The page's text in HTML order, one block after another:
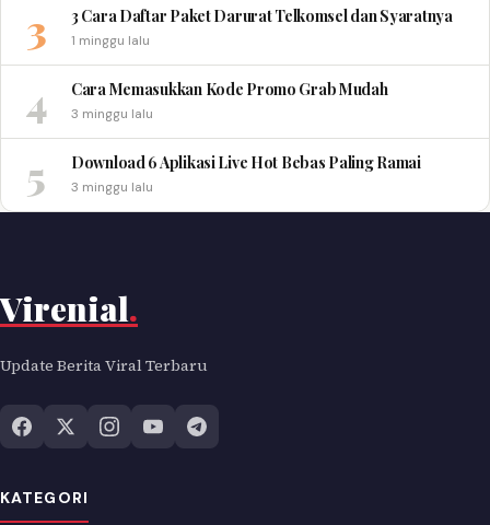
3 3 Cara Daftar Paket Darurat Telkomsel dan Syaratnya
1 minggu lalu
4 Cara Memasukkan Kode Promo Grab Mudah
3 minggu lalu
5 Download 6 Aplikasi Live Hot Bebas Paling Ramai
3 minggu lalu
Virenial.
Update Berita Viral Terbaru
KATEGORI